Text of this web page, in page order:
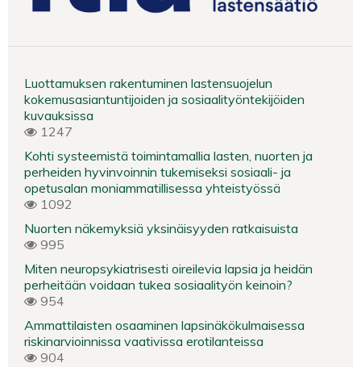
Luottamuksen rakentuminen lastensuojelun
kokemusasiantuntijoiden ja sosiaalityöntekijöiden
kuvauksissa
1247
Kohti systeemistä toimintamallia lasten, nuorten ja
perheiden hyvinvoinnin tukemiseksi sosiaali- ja
opetusalan moniammatillisessa yhteistyössä
1092
Nuorten näkemyksiä yksinäisyyden ratkaisuista
995
Miten neuropsykiatrisesti oireilevia lapsia ja heidän
perheitään voidaan tukea sosiaalityön keinoin?
954
Ammattilaisten osaaminen lapsinäkökulmaisessa
riskinarvioinnissa vaativissa erotilanteissa
904